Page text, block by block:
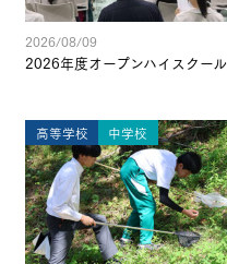
2026/08/09
2026年度オープンハイスクール
高等学校 中学校